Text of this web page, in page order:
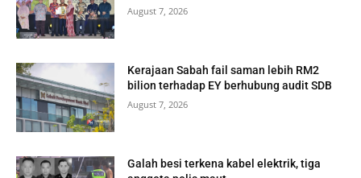
August 7, 2026
Kerajaan Sabah fail saman lebih RM2
bilion terhadap EY berhubung audit SDB
August 7, 2026
Galah besi terkena kabel elektrik, tiga